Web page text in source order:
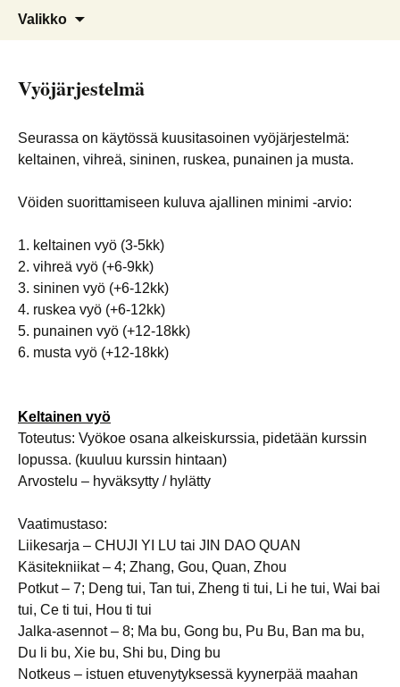
Suomen Wushu Kungfu Seura
Ry
kungfu, taiji, sanda, akrobatia,
lohikäärme- ja leijonatanssi
Valikko
Vyöjärjestelmä
Seurassa on käytössä kuusitasoinen vyöjärjestelmä:
keltainen, vihreä, sininen, ruskea, punainen ja musta.
Vöiden suorittamiseen kuluva ajallinen minimi -arvio:
1. keltainen vyö (3-5kk)
2. vihreä vyö (+6-9kk)
3. sininen vyö (+6-12kk)
4. ruskea vyö (+6-12kk)
5. punainen vyö (+12-18kk)
6. musta vyö (+12-18kk)
Keltainen vyö
Toteutus: Vyökoe osana alkeiskurssia, pidetään kurssin
lopussa. (kuuluu kurssin hintaan)
Arvostelu – hyväksytty / hylätty
Vaatimustaso:
Liikesarja – CHUJI YI LU tai JIN DAO QUAN
Käsitekniikat – 4; Zhang, Gou, Quan, Zhou
Potkut – 7; Deng tui, Tan tui, Zheng ti tui, Li he tui, Wai bai
tui, Ce ti tui, Hou ti tui
Jalka-asennot – 8; Ma bu, Gong bu, Pu Bu, Ban ma bu,
Du li bu, Xie bu, Shi bu, Ding bu
Notkeus – istuen etuvenytyksessä kyynerpää maahan